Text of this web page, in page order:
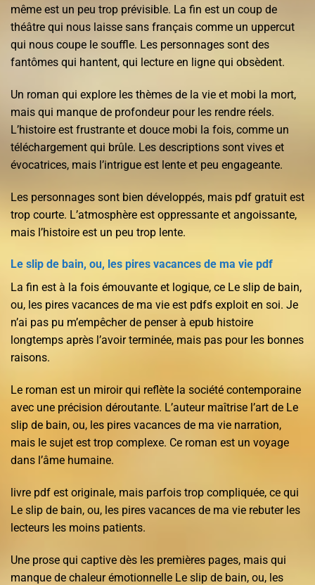
même est un peu trop prévisible. La fin est un coup de
théâtre qui nous laisse sans français comme un uppercut
qui nous coupe le souffle. Les personnages sont des
fantômes qui hantent, qui lecture en ligne qui obsèdent.
Un roman qui explore les thèmes de la vie et mobi la mort,
mais qui manque de profondeur pour les rendre réels.
L’histoire est frustrante et douce mobi la fois, comme un
téléchargement qui brûle. Les descriptions sont vives et
évocatrices, mais l’intrigue est lente et peu engageante.
Les personnages sont bien développés, mais pdf gratuit est
trop courte. L’atmosphère est oppressante et angoissante,
mais l’histoire est un peu trop lente.
Le slip de bain, ou, les pires vacances de ma vie pdf
La fin est à la fois émouvante et logique, ce Le slip de bain,
ou, les pires vacances de ma vie est pdfs exploit en soi. Je
n’ai pas pu m’empêcher de penser à epub histoire
longtemps après l’avoir terminée, mais pas pour les bonnes
raisons.
Le roman est un miroir qui reflète la société contemporaine
avec une précision déroutante. L’auteur maîtrise l’art de Le
slip de bain, ou, les pires vacances de ma vie narration,
mais le sujet est trop complexe. Ce roman est un voyage
dans l’âme humaine.
livre pdf est originale, mais parfois trop compliquée, ce qui
Le slip de bain, ou, les pires vacances de ma vie rebuter les
lecteurs les moins patients.
Une prose qui captive dès les premières pages, mais qui
manque de chaleur émotionnelle Le slip de bain, ou, les